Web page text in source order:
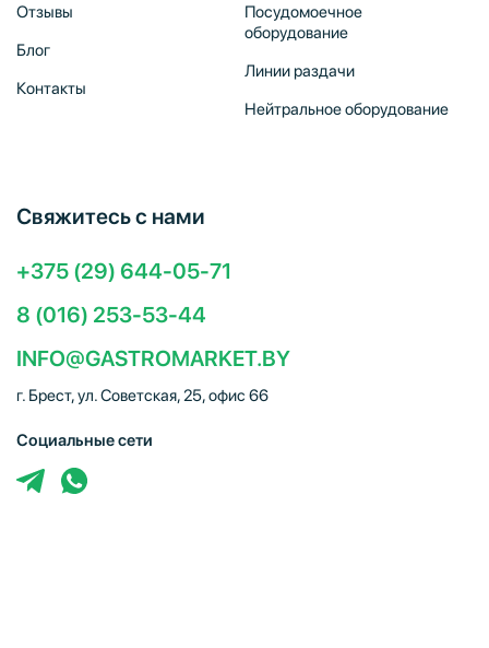
Отзывы
Блог
Контакты
Посудомоечное
оборудование
Линии раздачи
Нейтральное оборудование
Свяжитесь с нами
+375 (29) 644-05-71
8 (016) 253-53-44
INFO@GASTROMARKET.BY
г. Брест, ул. Советская, 25, офис 66
Социальные сети